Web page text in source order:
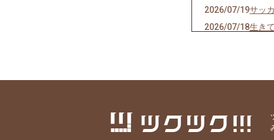
2026/07/19サッ
2026/07/18生き
2026/07/13神の
七夕
2026/07/06かつ